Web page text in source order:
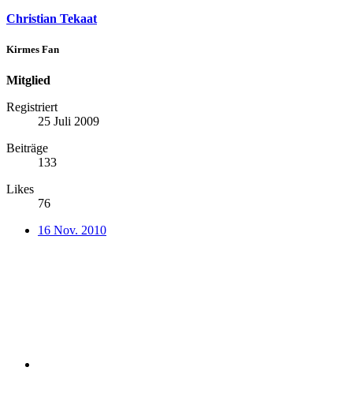
Christian Tekaat
Kirmes Fan
Mitglied
Registriert
25 Juli 2009
Beiträge
133
Likes
76
16 Nov. 2010